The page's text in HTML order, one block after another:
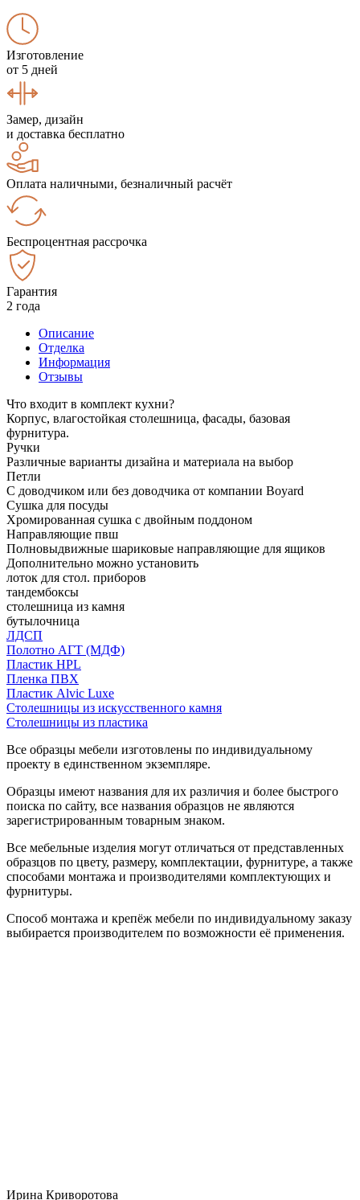
Изготовление
от 5 дней
Замер, дизайн
и доставка бесплатно
Оплата наличными, безналичный расчёт
Беспроцентная рассрочка
Гарантия
2 года
Описание
Отделка
Информация
Отзывы
Что входит в комплект кухни?
Корпус, влагостойкая столешница, фасады, базовая
фурнитура.
Ручки
Различные варианты дизайна и материала на выбор
Петли
С доводчиком или без доводчика от компании Boyard
Сушка для посуды
Хромированная сушка с двойным поддоном
Направляющие пвш
Полновыдвижные шариковые направляющие для ящиков
Дополнительно можно установить
лоток для стол. приборов
тандембоксы
столешница из камня
бутылочница
ЛДСП
Полотно АГТ (МДФ)
Пластик HPL
Пленка ПВХ
Пластик Alvic Luxe
Столешницы из искусственного камня
Столешницы из пластика
Все образцы мебели изготовлены по индивидуальному
проекту в единственном экземпляре.
Образцы имеют названия для их различия и более быстрого
поиска по сайту, все названия образцов не являются
зарегистрированным товарным знаком.
Все мебельные изделия могут отличаться от представленных
образцов по цвету, размеру, комплектации, фурнитуре, а также
способами монтажа и производителями комплектующих и
фурнитуры.
Способ монтажа и крепёж мебели по индивидуальному заказу
выбирается производителем по возможности её применения.
Ирина Криворотова